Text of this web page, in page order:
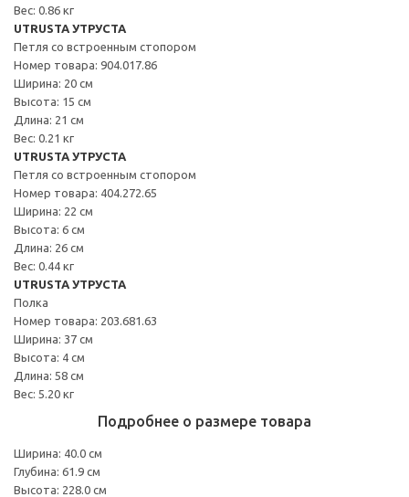
Вес: 0.86 кг
UTRUSTA УТРУСТА
Петля со встроенным стопором
Номер товара: 904.017.86
Ширина: 20 см
Высота: 15 см
Длина: 21 см
Вес: 0.21 кг
UTRUSTA УТРУСТА
Петля со встроенным стопором
Номер товара: 404.272.65
Ширина: 22 см
Высота: 6 см
Длина: 26 см
Вес: 0.44 кг
UTRUSTA УТРУСТА
Полка
Номер товара: 203.681.63
Ширина: 37 см
Высота: 4 см
Длина: 58 см
Вес: 5.20 кг
Подробнее о размере товара
Ширина: 40.0 см
Глубина: 61.9 см
Высота: 228.0 см